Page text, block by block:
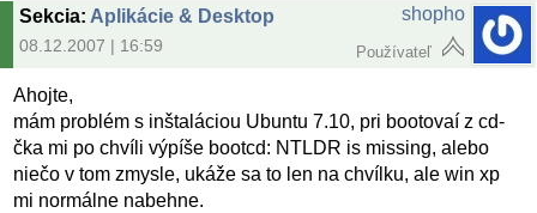
Sekcia: Aplikácie & Desktop
08.12.2007 | 16:59
shopho
Používateľ
Ahojte,
mám problém s inštaláciou Ubuntu 7.10, pri bootovaí z cd-
čka mi po chvíli výpíše bootcd: NTLDR is missing, alebo
niečo v tom zmysle, ukáže sa to len na chvílku, ale win xp
mi normálne nabehne.